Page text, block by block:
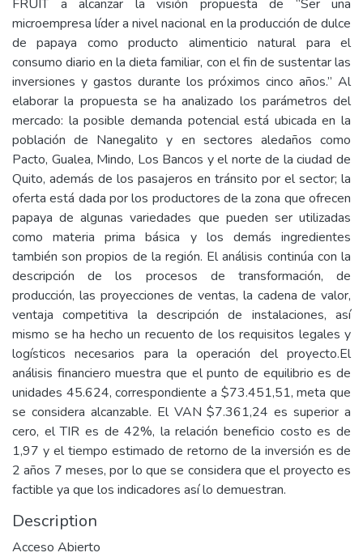
FRUIT a alcanzar la visión propuesta de “Ser una
microempresa líder a nivel nacional en la producción de dulce
de papaya como producto alimenticio natural para el
consumo diario en la dieta familiar, con el fin de sustentar las
inversiones y gastos durante los próximos cinco años.” Al
elaborar la propuesta se ha analizado los parámetros del
mercado: la posible demanda potencial está ubicada en la
población de Nanegalito y en sectores aledaños como
Pacto, Gualea, Mindo, Los Bancos y el norte de la ciudad de
Quito, además de los pasajeros en tránsito por el sector; la
oferta está dada por los productores de la zona que ofrecen
papaya de algunas variedades que pueden ser utilizadas
como materia prima básica y los demás ingredientes
también son propios de la región. El análisis continúa con la
descripción de los procesos de transformación, de
producción, las proyecciones de ventas, la cadena de valor,
ventaja competitiva la descripción de instalaciones, así
mismo se ha hecho un recuento de los requisitos legales y
logísticos necesarios para la operación del proyecto.El
análisis financiero muestra que el punto de equilibrio es de
unidades 45.624, correspondiente a $73.451,51, meta que
se considera alcanzable. El VAN $7.361,24 es superior a
cero, el TIR es de 42%, la relación beneficio costo es de
1,97 y el tiempo estimado de retorno de la inversión es de
2 años 7 meses, por lo que se considera que el proyecto es
factible ya que los indicadores así lo demuestran.
Description
Acceso Abierto